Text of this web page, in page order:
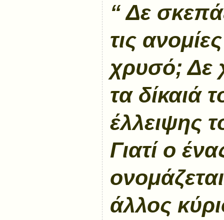
“ Δε
τις
χρυσό; Δε
τα δίκαιά
έλλειψης
Γιατί ο
άλλος